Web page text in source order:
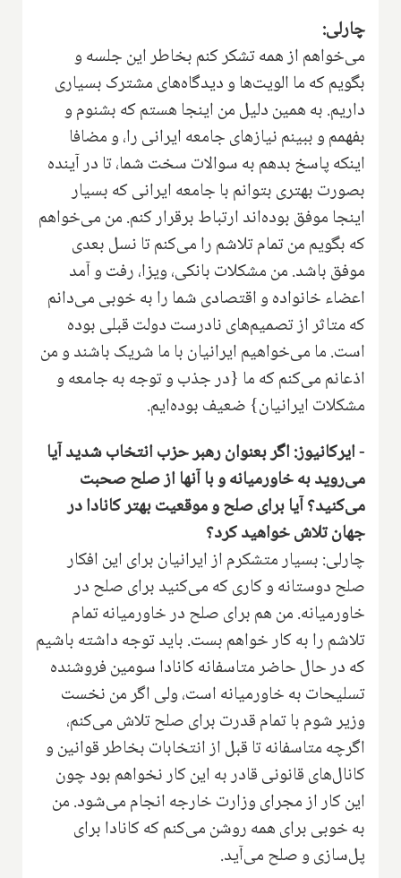
چارلی:
می‌خواهم از همه تشکر کنم بخاطر این جلسه و
بگویم که ما الویت‌ها و دیدگاه‌های مشترک بسیاری
داریم. به همین دلیل من اینجا هستم که بشنوم و
بفهمم و ببینم نیازهای جامعه ایرانی را، و مضافا
اینکه پاسخ بدهم به سوالات سخت شما، تا در آینده
بصورت بهتری بتوانم با جامعه ایرانی که بسیار
اینجا موفق بوده‌اند ارتباط برقرار کنم. من می‌خواهم
که بگویم من تمام تلاشم را می‌کنم تا نسل بعدی
موفق باشد. من مشکلات بانکی، ویزا، رفت و آمد
اعضاء خانواده و اقتصادی شما را به خوبی می‌دانم
که متاثر از تصمیم‌های نادرست دولت قبلی بوده
است. ما می‌خواهیم ایرانیان با ما شریک باشند و من
اذعانم می‌کنم که ما {در جذب و توجه به جامعه و
مشکلات ایرانیان} ضعیف بوده‌ایم.
- ایرکانیوز: اگر بعنوان رهبر حزب انتخاب شدید آیا
می‌روید به خاورمیانه و با آنها از صلح صحبت
می‌کنید؟ آیا برای صلح و موقعیت بهتر کانادا در
جهان تلاش خواهید کرد؟
چارلی: بسیار متشکرم از ایرانیان برای این افکار
صلح دوستانه و کاری که می‌کنید برای صلح در
خاورمیانه. من هم برای صلح در خاورمیانه تمام
تلاشم را به کار خواهم بست. باید توجه داشته باشیم
که در حال حاضر متاسفانه کانادا سومین فروشنده
تسلیحات به خاورمیانه است، ولی اگر من نخست
وزیر شوم با تمام قدرت برای صلح تلاش می‌کنم،
اگرچه متاسفانه تا قبل از انتخابات بخاطر قوانین و
کانال‌های قانونی قادر به این کار نخواهم بود چون
این کار از مجرای وزارت خارجه انجام می‌شود. من
به خوبی برای همه روشن می‌کنم که کانادا برای
پل‌سازی و صلح می‌آید.